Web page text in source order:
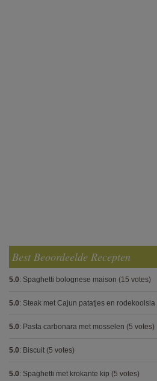
Best Beoordeelde Recepten
5.0: Spaghetti bolognese maison (15 votes)
5.0: Steak met Cajun patatjes en rodekoolsla
5.0: Pasta carbonara met mosselen (5 votes)
5.0: Biscuit (5 votes)
5.0: Spaghetti met krokante kip (5 votes)